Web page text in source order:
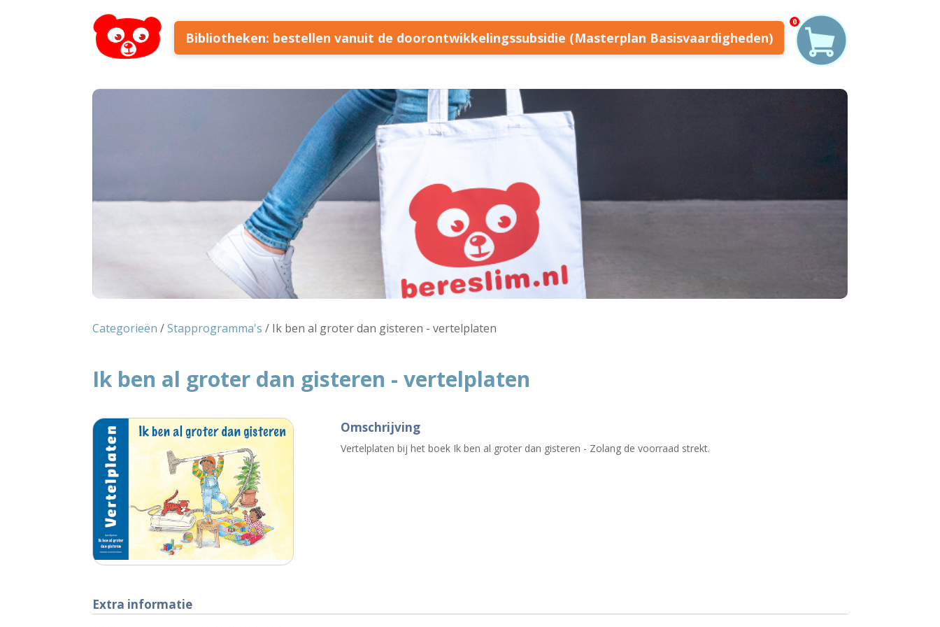
Bibliotheken: bestellen vanuit de doorontwikkelingssubsidie (Masterplan Basisvaardigheden)
0
Categorieën /Stapprogramma's / Ik ben al groter dan gisteren - vertelplaten
Ik ben al groter dan gisteren - vertelplaten
Omschrijving
Vertelplaten bij het boek Ik ben al groter dan gisteren - Zolang de voorraad strekt.
Extra informatie